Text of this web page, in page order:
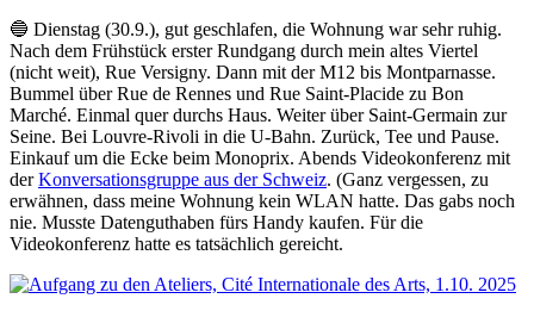
🔵 Dienstag (30.9.), gut geschlafen, die Wohnung war sehr ruhig.
Nach dem Frühstück erster Rundgang durch mein altes Viertel
(nicht weit), Rue Versigny. Dann mit der M12 bis Montparnasse.
Bummel über Rue de Rennes und Rue Saint-Placide zu Bon
Marché. Einmal quer durchs Haus. Weiter über Saint-Germain zur
Seine. Bei Louvre-Rivoli in die U-Bahn. Zurück, Tee und Pause.
Einkauf um die Ecke beim Monoprix. Abends Videokonferenz mit
derKonversationsgruppe aus der Schweiz. (Ganz vergessen, zu
erwähnen, dass meine Wohnung kein WLAN hatte. Das gabs noch
nie. Musste Datenguthaben fürs Handy kaufen. Für die
Videokonferenz hatte es tatsächlich gereicht.